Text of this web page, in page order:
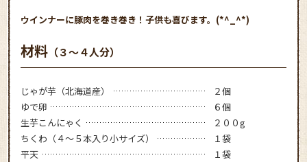
ウインナーに豚肉を巻き巻き！子供も喜びます。(*^_^*)
材料 （３～４人分）
じゃが芋（北海道産）
２個
ゆで卵
６個
生芋こんにゃく
２００g
ちくわ（４～５本入り小サイズ）
１袋
平天
１袋